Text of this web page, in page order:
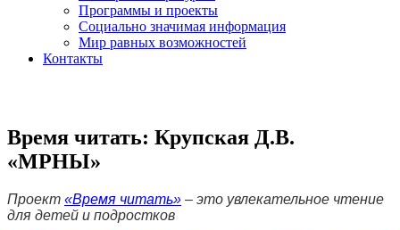
Программы и проекты
Социально значимая информация
Мир равных возможностей
Контакты
Время читать: Крупская Д.В.
«МРНЫ»
Проект «Время читать» – это увлекательное чтение
для детей и подростков